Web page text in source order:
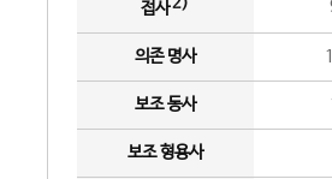
접사2)
의존 명사
보조 동사
보조 형용사